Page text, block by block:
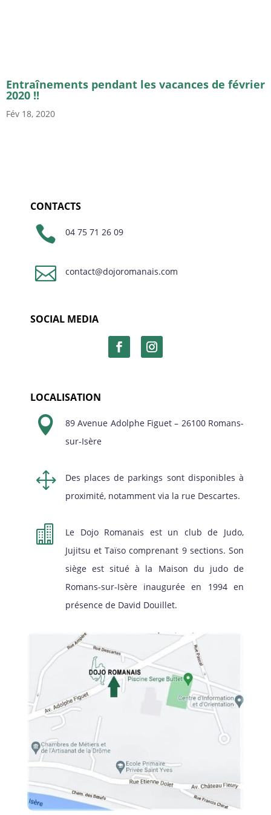
Entraînements pendant les vacances de février
2020 !!
Fév 18, 2020
CONTACTS
 04 75 71 26 09
 contact@dojoromanais.com
SOCIAL MEDIA
LOCALISATION

89 Avenue Adolphe Figuet – 26100 Romans-
sur-Isère
1
Des places de parkings sont disponibles à
proximité, notamment via la rue Descartes.

Le Dojo Romanais est un club de Judo,
Jujitsu et Taïso comprenant 9 sections. Son
siège est situé à la Maison du judo de
Romans-sur-Isère inaugurée en 1994 en
présence de David Douillet.